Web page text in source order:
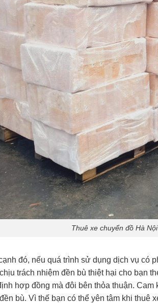
Thuê xe chuyển đồ Hà
đó, nếu quá trình sử dụng dịch vụ có
trách nhiệm đền bù thiệt hại cho bạn
hợp đồng mà đôi bên thỏa thuận.
bù. Vì thế bạn có thể yên tâm khi thuê